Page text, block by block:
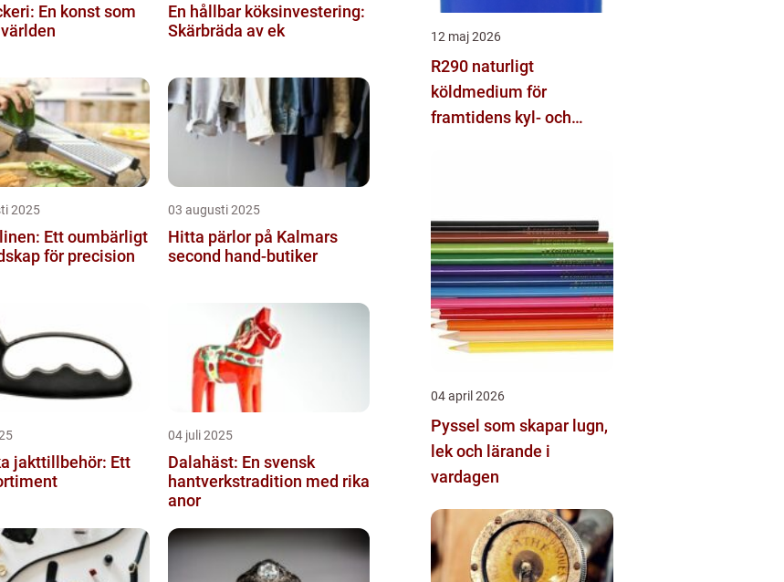
En konst som
En hållbar köksinvestering:
Skärbräda av ek
2025
Ett oumbärligt
för precision
03 augusti 2025
Hitta pärlor på Kalmars
second hand-butiker
jakttillbehör: Ett
04 juli 2025
Dalahäst: En svensk
hantverkstradition med rika
anor
12 maj 2026
R290 naturligt
köldmedium för
framtidens kyl- och
04 april 2026
Pyssel som skapar lugn,
lek och lärande i
vardagen